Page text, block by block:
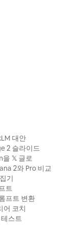
대안
2 슬라이드
을 𝕏 글로
2와 Pro 비교
기
트
프트 변환
어 코치
스트